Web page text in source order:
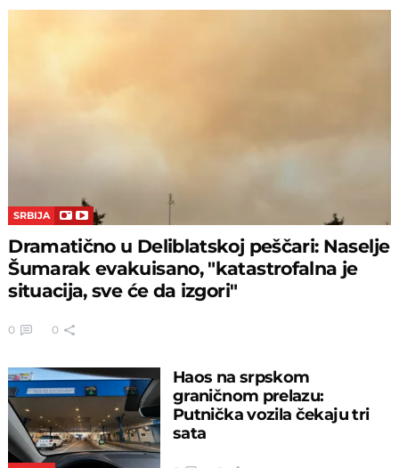
SRBIJA
Dramatično u Deliblatskoj peščari: Naselje
Šumarak evakuisano, "katastrofalna je
situacija, sve će da izgori"
0 0
Haos na srpskom
graničnom prelazu:
Putnička vozila čekaju tri
sata